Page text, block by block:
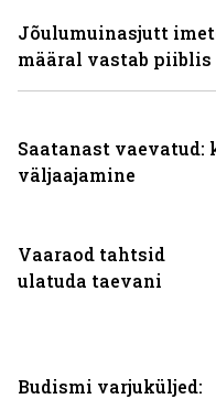
Vaaraod tahtsid
ulatuda taevani
Budismi varjuküljed:
Jõulumuinasjutt
määral vastab piiblis
Saatanast vaevatud:
väljaajamine